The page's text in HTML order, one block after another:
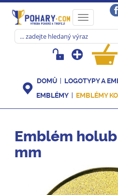
Toggle
navigation
DOMŮ LOGOTYPY A
EMBLÉMY
EMBLÉMY
Emblém
mm